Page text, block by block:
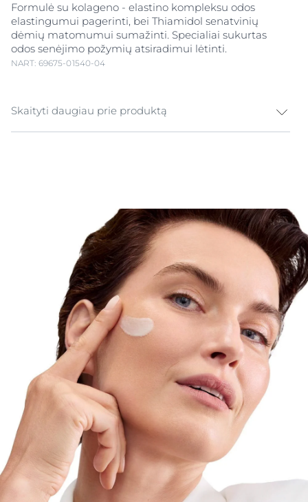
Formulė su kolageno - elastino kompleksu odos
elastingumui pagerinti, bei Thiamidol senatvinių
dėmių matomumui sumažinti. Specialiai sukurtas
odos senėjimo požymių atsiradimui lėtinti.
NART: 69675-01540-04
Skaityti daugiau prie produktą
Unikali formulė kovoja su odos senėjimu keliais
aspektais. Naujoviškas didelės ir mažos molekulinės
masės hialurono rūgščių derinys pastebimai užpildo
gilias raukšles. Naujasis kolageno-elastingo
kompleksas, galingas arktiino ir kreatino derinys,
skatina kolageno gamybą ir pagerina odos
elastingumą. Eucerin patentuota veiklioji medžiaga
Thiamidolsumažina senatvinių dėmių. Oda atrodo
jauniau, tampa lygesnė ir labiau švytinti. Dieninis
kremas taip pat papildytas SPF 15 ir UVA filtrais,
papildomai saugančiais nuo UV spindulių sukeliamo
ankstyvo odos senėjimo ir raukšlių gilėjimo.